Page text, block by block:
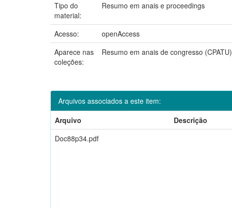
Tipo do
material:
Resumo em anais e proceedings
Acesso:
openAccess
Aparece nas
coleções:
Resumo em anais de congresso (CPATU)
Arquivos associados a este item:
Arquivo
Descrição
Doc88p34.pdf